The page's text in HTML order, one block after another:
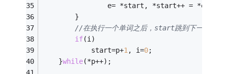
e= *start,
		}
//在执行一个单词之后，start跳到下一个单词
if(i)
			start=p+
1, i=0;
	}
while(*p++);